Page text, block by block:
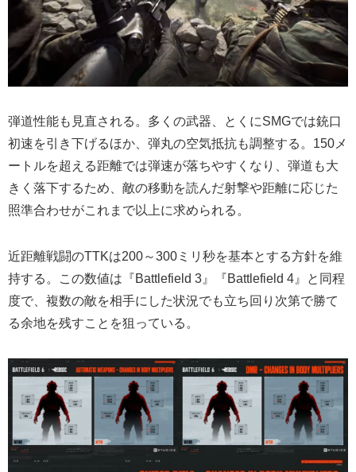
弾道性能も見直される。多くの武器、とくにSMGでは銃口
初速を引き下げるほか、弾丸の空気抵抗も調整する。150メ
ートルを超える距離では弾速が落ちやすくなり、弾道も大
きく落下するため、敵の移動を読んだ射撃や距離に応じた
照準合わせがこれまで以上に求められる。
近距離戦闘のTTKは200～300ミリ秒を基本とする方針を維
持する。この数値は『Battlefield 3』『Battlefield 4』と同程
度で、複数の敵を相手にした状況でも立ち回り次第で勝て
る余地を残すことを狙っている。